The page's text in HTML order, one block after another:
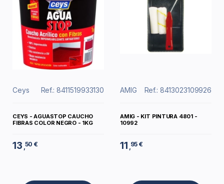
Ceys Ref.: 8411519933130
CEYS - AGUASTOP CAUCHO
FIBRAS COLOR NEGRO - 1KG
13 ,50 €
AMIG Ref.: 8413023109926
AMIG - KIT PINTURA 4801 -
10992
11 95 €